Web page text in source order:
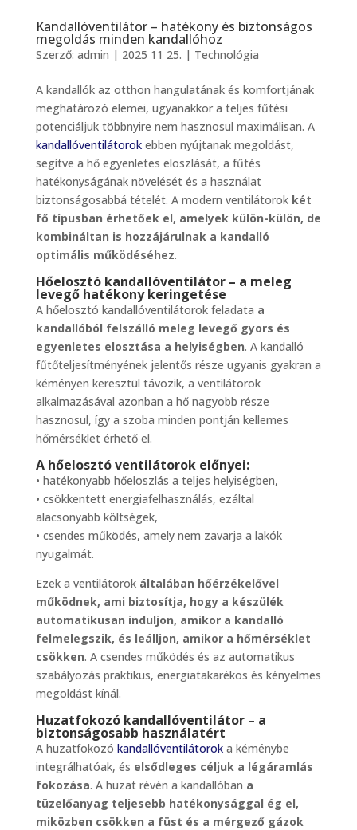
Kandallóventilátor – hatékony és biztonságos
megoldás minden kandallóhoz
Szerző: admin | 2025 11 25. | Technológia
A kandallók az otthon hangulatának és komfortjának
meghatározó elemei, ugyanakkor a teljes fűtési
potenciáljuk többnyire nem hasznosul maximálisan. A
kandallóventilátorokebben nyújtanak megoldást,
segítve a hő egyenletes eloszlását, a fűtés
hatékonyságának növelését és a használat
biztonságosabbá tételét. A modern ventilátorok két
fő típusban érhetőek el, amelyek külön-külön, de
kombináltan is hozzájárulnak a kandalló
optimális működéséhez.
Hőelosztó kandallóventilátor – a meleg
levegő hatékony keringetése
A hőelosztó kandallóventilátorok feladata a
kandallóból felszálló meleg levegő gyors és
egyenletes elosztása a helyiségben. A kandalló
fűtőteljesítményének jelentős része ugyanis gyakran a
kéményen keresztül távozik, a ventilátorok
alkalmazásával azonban a hő nagyobb része
hasznosul, így a szoba minden pontján kellemes
hőmérséklet érhető el.
A hőelosztó ventilátorok előnyei:
• hatékonyabb hőeloszlás a teljes helyiségben,
• csökkentett energiafelhasználás, ezáltal
alacsonyabb költségek,
• csendes működés, amely nem zavarja a lakók
nyugalmát.
Ezek a ventilátorok általában hőérzékelővel
működnek, ami biztosítja, hogy a készülék
automatikusan induljon, amikor a kandalló
felmelegszik, és leálljon, amikor a hőmérséklet
csökken. A csendes működés és az automatikus
szabályozás praktikus, energiatakarékos és kényelmes
megoldást kínál.
Huzatfokozó kandallóventilátor – a
biztonságosabb használatért
A huzatfokozó kandallóventilátoroka kéménybe
integrálhatóak, és elsődleges céljuk a légáramlás
fokozása. A huzat révén a kandallóban a
tüzelőanyag teljesebb hatékonysággal ég el,
miközben csökken a füst és a mérgező gázok